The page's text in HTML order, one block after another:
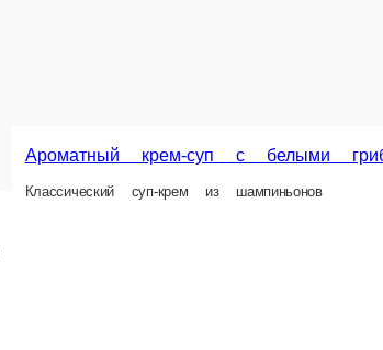
Ароматный крем-суп с белыми
Классический суп-крем из шампиньонов